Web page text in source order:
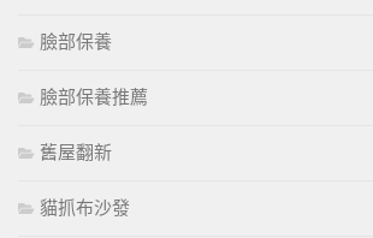
臉部保養
臉部保養推薦
舊屋翻新
貓抓布沙發